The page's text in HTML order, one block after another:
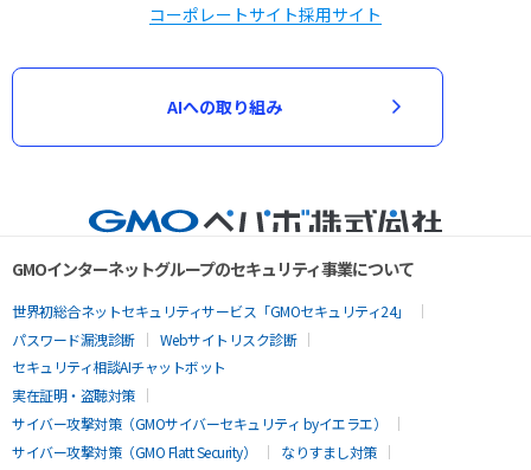
コーポレートサイト採用サイト
AIへの取り組み
GMOインターネットグループのセキュリティ事業について
世界初総合ネットセキュリティサービス「GMOセキュリティ24」
パスワード漏洩診断
Webサイトリスク診断
セキュリティ相談AIチャットボット
実在証明・盗聴対策
サイバー攻撃対策（GMOサイバーセキュリティ byイエラエ）
サイバー攻撃対策（GMO Flatt Security）
なりすまし対策